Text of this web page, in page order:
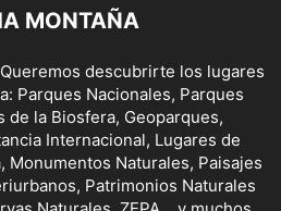
MONTAÑA
descubrirte los lugares
Parques Nacionales, Parques
de la Biosfera, Geoparques,
Internacional, Lugares de
Monumentos Naturales, Paisajes
Patrimonios Naturales